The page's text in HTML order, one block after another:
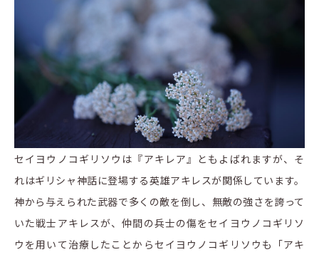
セイヨウノコギリソウは『アキレア』ともよばれますが、そ
れはギリシャ神話に登場する英雄アキレスが関係しています。
神から与えられた武器で多くの敵を倒し、無敵の強さを誇って
いた戦士アキレスが、仲間の兵士の傷をセイヨウノコギリソ
ウを用いて治療したことからセイヨウノコギリソウも「アキ